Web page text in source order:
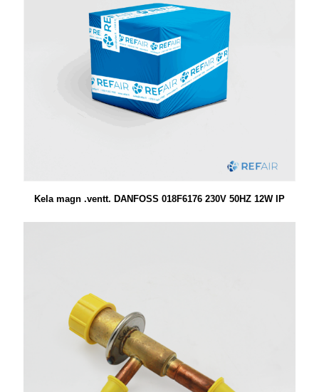
Kela magn .ventt. DANFOSS 018F6176 230V 50HZ 12W IP